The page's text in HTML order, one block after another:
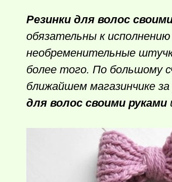
Резинки для волос
обязательны к
необременительные
более того. По большому
ближайшем магазинчике
для волос своими руками